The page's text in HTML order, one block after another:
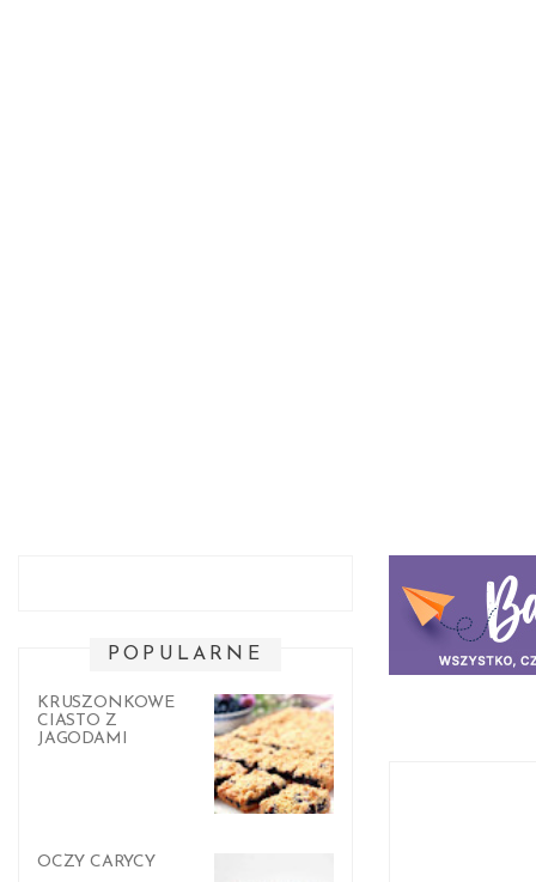
POPULARNE
KRUSZONKOWE
CIASTO Z
JAGODAMI
OCZY CARYCY